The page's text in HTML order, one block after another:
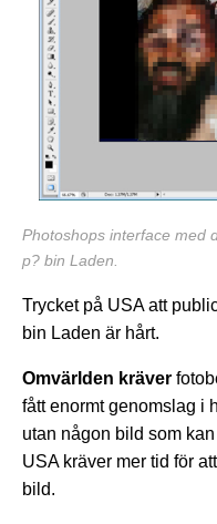
Photoshops interface med
p? bin Laden.
Trycket på USA att
bin Laden är hårt.
Omvärlden kräver
fått enormt genomslag i
utan någon bild som
USA kräver mer tid för
bild.